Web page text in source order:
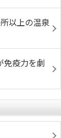
以上の温泉
免疫力を劇